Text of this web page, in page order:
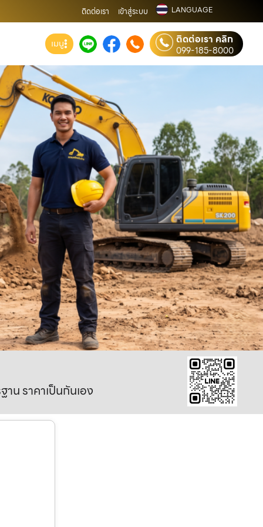
ติดต่อเรา เข้าสู่ระบบ LANGUAGE
เมนู ติดต่อเรา คลิก
099-185-8000
น ราคาเป็นกันเอง